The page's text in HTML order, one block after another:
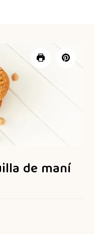
de maní